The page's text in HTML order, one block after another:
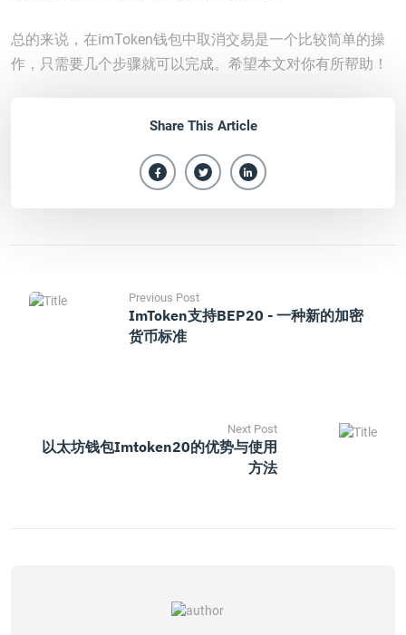
总的来说，在imToken钱包中取消交易是一个比较简单的操
作，只需要几个步骤就可以完成。希望本文对你有所帮助！
Share This Article
Previous Post
ImToken支持BEP20 - 一种新的加密
货币标准
Next Post
以太坊钱包imtoken20的优势与使用
方法